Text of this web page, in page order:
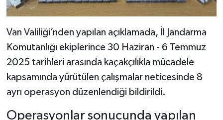
Van Valiliği’nden yapılan açıklamada, İl Jandarma
Komutanlığı ekiplerince 30 Haziran - 6 Temmuz
2025 tarihleri arasında kaçakçılıkla mücadele
kapsamında yürütülen çalışmalar neticesinde 8
ayrı operasyon düzenlendiği bildirildi.
Operasyonlar sonucunda yapılan